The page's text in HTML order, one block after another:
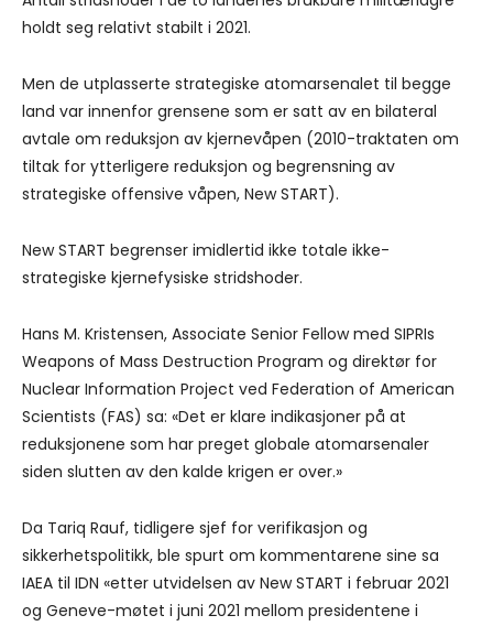
holdt seg relativt stabilt i 2021.
Men de utplasserte strategiske atomarsenalet til begge
land var innenfor grensene som er satt av en bilateral
avtale om reduksjon av kjernevåpen (2010-traktaten om
tiltak for ytterligere reduksjon og begrensning av
strategiske offensive våpen, New START).
New START begrenser imidlertid ikke totale ikke-
strategiske kjernefysiske stridshoder.
Hans M. Kristensen, Associate Senior Fellow med SIPRIs
Weapons of Mass Destruction Program og direktør for
Nuclear Information Project ved Federation of American
Scientists (FAS) sa: «Det er klare indikasjoner på at
reduksjonene som har preget globale atomarsenaler
siden slutten av den kalde krigen er over.»
Da Tariq Rauf, tidligere sjef for verifikasjon og
sikkerhetspolitikk, ble spurt om kommentarene sine sa
IAEA til IDN «etter utvidelsen av New START i februar 2021
og Geneve-møtet i juni 2021 mellom presidentene i